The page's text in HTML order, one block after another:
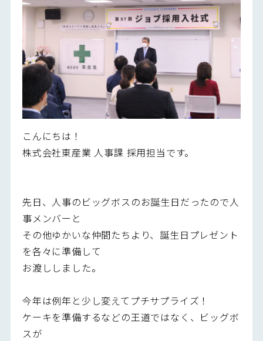
こんにちは！
株式会社東産業 人事課 採用担当です。
先日、人事のビッグボスのお誕生日だったので人
事メンバーと
その他ゆかいな仲間たちより、誕生日プレゼント
を各々に準備して
お渡ししました。
今年は例年と少し変えてプチサプライズ！
ケーキを準備するなどの王道ではなく、ビッグボ
スが